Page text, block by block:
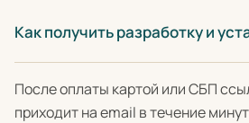
Как получить разработку и
После оплаты картой или СБП
приходит на email в течение